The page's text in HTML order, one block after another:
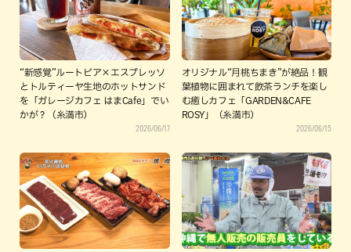
“新感覚”ルートビア×エスプレッソ
とトルティーヤ生地のホットサンド
を「ガレージカフェ はまCafe」でい
かが？（糸満市）
2026/06/17
オリジナル“月桃ちまき”が絶品！観
葉植物に囲まれて飲茶ランチを楽し
む癒しカフェ「GARDEN&CAFE
ROSY」（糸満市）
2026/06/15